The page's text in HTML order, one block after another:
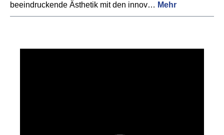
beeindruckende Ästhetik mit den innov… Mehr